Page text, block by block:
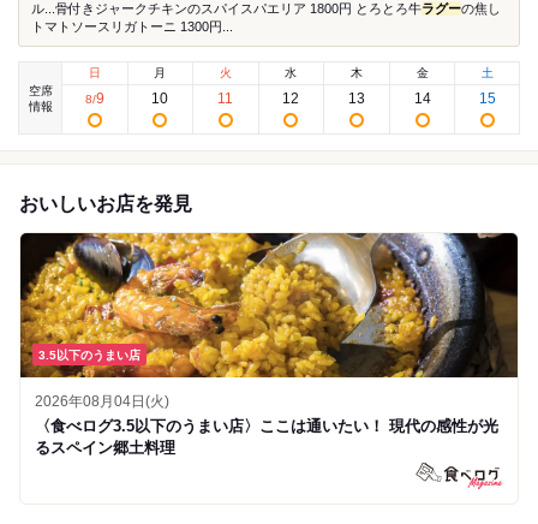
ル...骨付きジャークチキンのスパイスパエリア 1800円 とろとろ牛ラグーの焦し
トマトソースリガトーニ 1300円...
空席
情報
日
8/9
月
10
火
11
水
12
木
13
金
14
土
15
おいしいお店を発見
3.5以下のうまい店
2026年08月04日(火)
〈食べログ3.5以下のうまい店〉ここは通いたい！ 現代の感性が光
るスペイン郷土料理